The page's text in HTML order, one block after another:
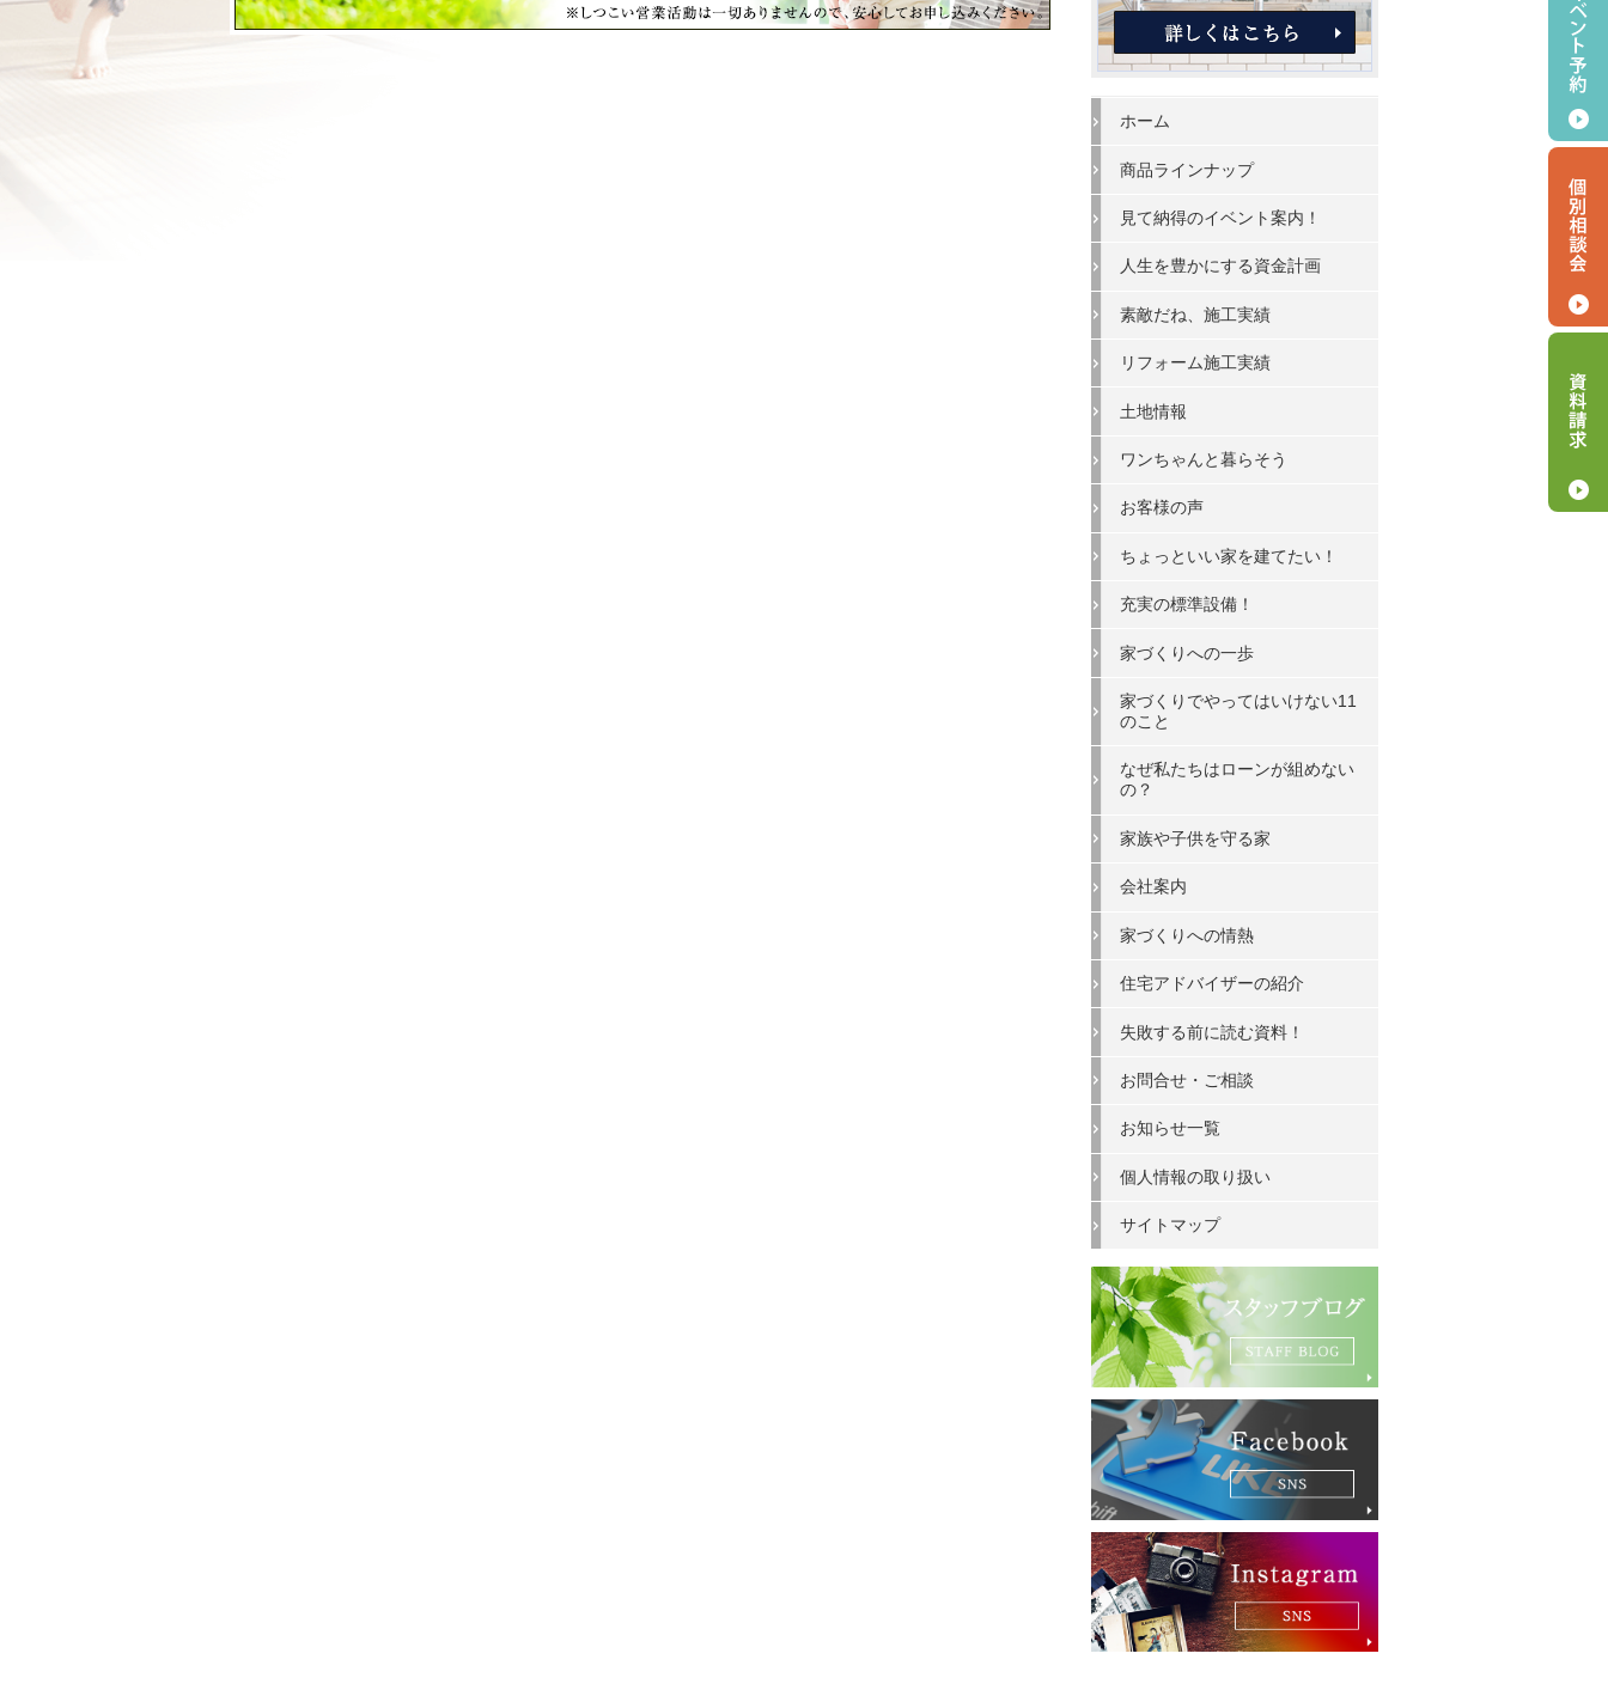
ホーム
商品ラインナップ
見て納得のイベント案内！
人生を豊かにする資金計画
素敵だね、施工実績
リフォーム施工実績
土地情報
ワンちゃんと暮らそう
お客様の声
ちょっといい家を建てたい！
充実の標準設備！
家づくりへの一歩
家づくりでやってはいけない11
のこと
なぜ私たちはローンが組めない
の？
家族や子供を守る家
会社案内
家づくりへの情熱
住宅アドバイザーの紹介
失敗する前に読む資料！
お問合せ・ご相談
お知らせ一覧
個人情報の取り扱い
サイトマップ